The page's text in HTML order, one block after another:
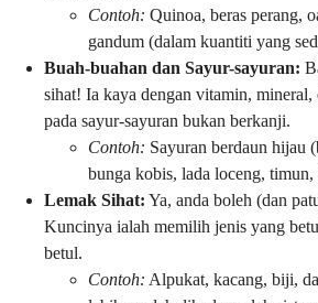
Contoh: Quinoa, beras perang,
gandum (dalam kuantiti yang
Buah-buahan dan Sayur-sayuran:
sihat! Ia kaya dengan vitamin, mineral,
pada sayur-sayuran bukan berkanji.
Contoh: Sayuran berdaun hijau
bunga kobis, lada loceng, timun,
Lemak Sihat: Ya, anda boleh (dan
Kuncinya ialah memilih jenis yang
betul.
Contoh: Alpukat, kacang, biji,